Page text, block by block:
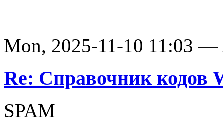
Mon, 2025-11-10 11:03 —
Re: Справочник кодов
SPAM